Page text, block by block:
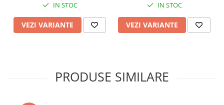
IN STOC
VEZI VARIANTE
IN STOC
VEZI VARIANTE
PRODUSE SIMILARE